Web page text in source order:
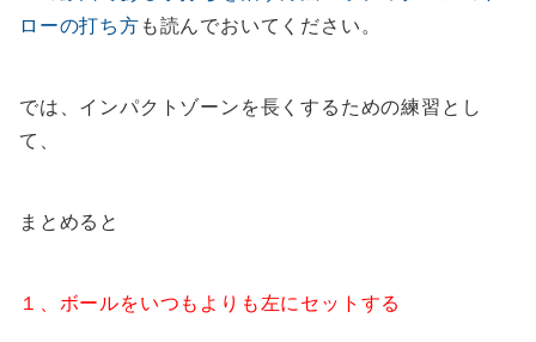
ローの打ち方 も読んでおいてください。
では、インパクトゾーンを長くするための練習とし
て、
まとめると
１、ボールをいつもよりも左にセットする